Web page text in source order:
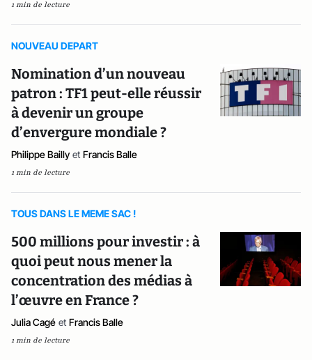
1 min de lecture
NOUVEAU DEPART
Nomination d’un nouveau
patron : TF1 peut-elle réussir
à devenir un groupe
d’envergure mondiale ?
Philippe Bailly et Francis Balle
1 min de lecture
TOUS DANS LE MEME SAC !
500 millions pour investir : à
quoi peut nous mener la
concentration des médias à
l’œuvre en France ?
Julia Cagé et Francis Balle
1 min de lecture